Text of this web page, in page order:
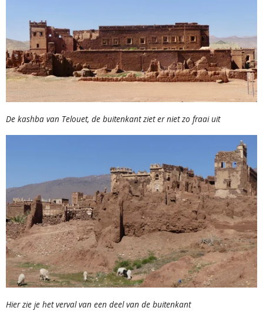
De kashba van Telouet, de buitenkant ziet er niet zo fraai uit
Hier zie je het verval van een deel van de buitenkant